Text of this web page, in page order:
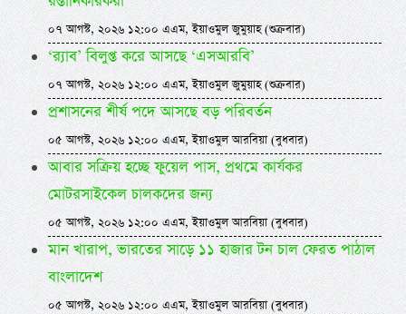
০৭ আগস্ট, ২০২৬ ১২:০০ এএম, ইয়াওমুল জুমুয়াহ (শুক্রবার)
‘র‍্যাব’ বিলুপ্ত করে আসছে ‘এসআরবি’
০৭ আগস্ট, ২০২৬ ১২:০০ এএম, ইয়াওমুল জুমুয়াহ (শুক্রবার)
প্রশাসনের শীর্ষ পদে আসছে বড় পরিবর্তন
০৫ আগস্ট, ২০২৬ ১২:০০ এএম, ইয়াওমুল আরবিয়া (বুধবার)
আবার সক্রিয় হচ্ছে ফুয়েল পাস, প্রথমে কার্যকর
মোটরসাইকেল চালকদের জন্য
০৫ আগস্ট, ২০২৬ ১২:০০ এএম, ইয়াওমুল আরবিয়া (বুধবার)
মান খারাপ, ভারতের সাড়ে ১১ হাজার টন চাল ফেরত পাঠাল
বাংলাদেশ
০৫ আগস্ট, ২০২৬ ১২:০০ এএম, ইয়াওমুল আরবিয়া (বুধবার)